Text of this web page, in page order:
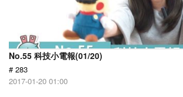
No.55 科技小電報(01/20)
# 283
2017-01-20 01:00